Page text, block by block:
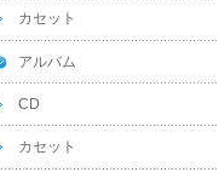
カセット
アルバム
CD
カセット